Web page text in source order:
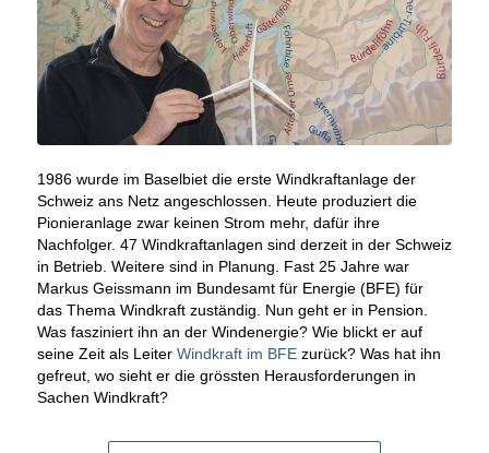
1986 wurde im Baselbiet die erste Windkraftanlage der
Schweiz ans Netz angeschlossen. Heute produziert die
Pionieranlage zwar keinen Strom mehr, dafür ihre
Nachfolger. 47 Windkraftanlagen sind derzeit in der Schweiz
in Betrieb. Weitere sind in Planung. Fast 25 Jahre war
Markus Geissmann im Bundesamt für Energie (BFE) für
das Thema Windkraft zuständig. Nun geht er in Pension.
Was fasziniert ihn an der Windenergie? Wie blickt er auf
seine Zeit als Leiter Windkraft im BFEzurück? Was hat ihn
gefreut, wo sieht er die grössten Herausforderungen in
Sachen Windkraft?